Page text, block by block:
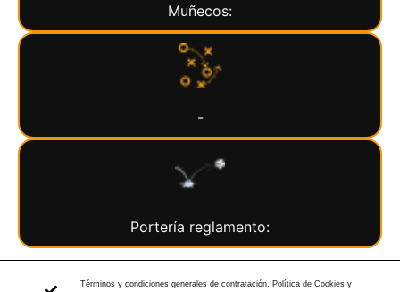
Muñecos:
-
Portería reglamento:
Términos y condiciones generales de contratación. Política de Cookies y